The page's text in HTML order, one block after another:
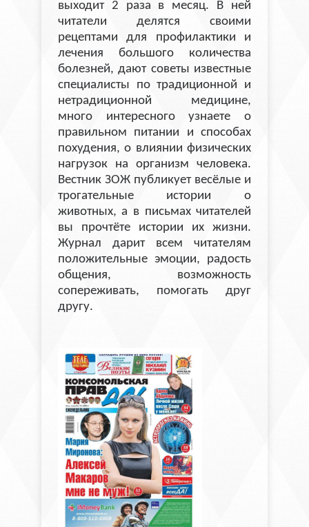
выходит 2 раза в месяц. В ней
читатели делятся своими
рецептами для профилактики и
лечения большого количества
болезней, дают советы известные
специалисты по традиционной и
нетрадиционной медицине,
много интересного узнаете о
правильном питании и способах
похудения, о влиянии физических
нагрузок на организм человека.
Вестник ЗОЖ публикует весёлые и
трогательные истории о
животных, а в письмах читателей
вы прочтёте истории их жизни.
Журнал дарит всем читателям
положительные эмоции, радость
общения, возможность
сопереживать, помогать друг
другу.